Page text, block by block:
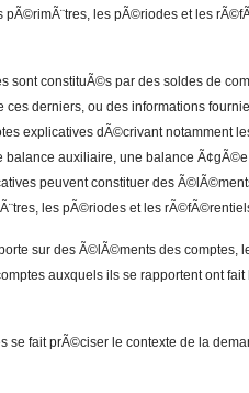
pÃ©rimÃ¨tres, les pÃ©riodes et les
sont constituÃ©s par des soldes de
derniers, ou des informations
explicatives dÃ©crivant notamment
balance auxiliaire, une balance
peuvent constituer des
les pÃ©riodes et les
sur des Ã©lÃ©ments des comptes,
auxquels ils se rapportent ont fait
se fait prÃ©ciser le contexte de la